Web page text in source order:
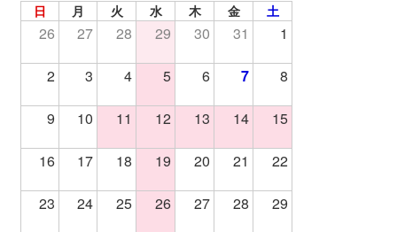
日 月 火 水 木 金 土
26 27 28 29 30 31 1
2 3 4 5 6 7 8
9 10 11 12 13 14 15
16 17 18 19 20 21 22
23 24 25 26 27 28 29